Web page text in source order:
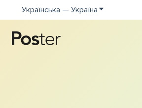
Українська — Україна Показати